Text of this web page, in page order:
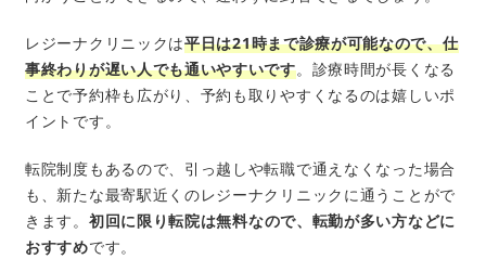
レジーナクリニックは平日は21時まで診療が可能なので、仕
事終わりが遅い人でも通いやすいです。診療時間が長くなる
ことで予約枠も広がり、予約も取りやすくなるのは嬉しいポ
イントです。
転院制度もあるので、引っ越しや転職で通えなくなった場合
も、新たな最寄駅近くのレジーナクリニックに通うことがで
きます。 初回に限り転院は無料なので、転勤が多い方などに
おすすめです。